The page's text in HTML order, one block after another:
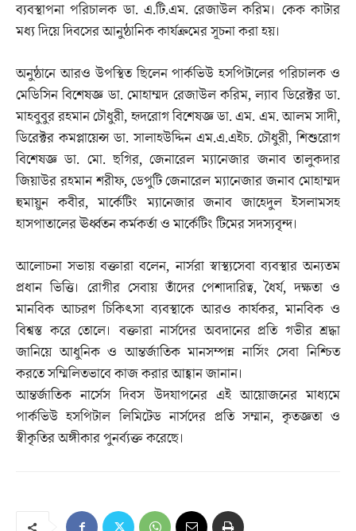
ব্যবস্থাপনা পরিচালক ডা. এ.টি.এম. রেজাউল করিম। কেক কাটার
মধ্য দিয়ে দিবসের আনুষ্ঠানিক কার্যক্রমের সূচনা করা হয়।
অনুষ্ঠানে আরও উপস্থিত ছিলেন পার্কভিউ হসপিটালের পরিচালক ও
মেডিসিন বিশেষজ্ঞ ডা. মোহাম্মদ রেজাউল করিম, ল্যাব ডিরেক্টর ডা.
মাহবুবুর রহমান চৌধুরী, হৃদরোগ বিশেষজ্ঞ ডা. এম. এম. আলম সাদী,
ডিরেক্টর কমপ্লায়েন্স ডা. সালাহউদ্দিন এম.এ.এইচ. চৌধুরী, শিশুরোগ
বিশেষজ্ঞ ডা. মো. ছগির, জেনারেল ম্যানেজার জনাব তালুকদার
জিয়াউর রহমান শরীফ, ডেপুটি জেনারেল ম্যানেজার জনাব মোহাম্মদ
হুমায়ুন কবীর, মার্কেটিং ম্যানেজার জনাব জাহেদুল ইসলামসহ
হাসপাতালের ঊর্ধ্বতন কর্মকর্তা ও মার্কেটিং টিমের সদস্যবৃন্দ।
আলোচনা সভায় বক্তারা বলেন, নার্সরা স্বাস্থ্যসেবা ব্যবস্থার অন্যতম
প্রধান ভিত্তি। রোগীর সেবায় তাঁদের পেশাদারিত্ব, ধৈর্য, দক্ষতা ও
মানবিক আচরণ চিকিৎসা ব্যবস্থাকে আরও কার্যকর, মানবিক ও
বিশ্বস্ত করে তোলে। বক্তারা নার্সদের অবদানের প্রতি গভীর শ্রদ্ধা
জানিয়ে আধুনিক ও আন্তর্জাতিক মানসম্পন্ন নার্সিং সেবা নিশ্চিত
করতে সম্মিলিতভাবে কাজ করার আহ্বান জানান।
আন্তর্জাতিক নার্সেস দিবস উদযাপনের এই আয়োজনের মাধ্যমে
পার্কভিউ হসপিটাল লিমিটেড নার্সদের প্রতি সম্মান, কৃতজ্ঞতা ও
স্বীকৃতির অঙ্গীকার পুনর্ব্যক্ত করেছে।